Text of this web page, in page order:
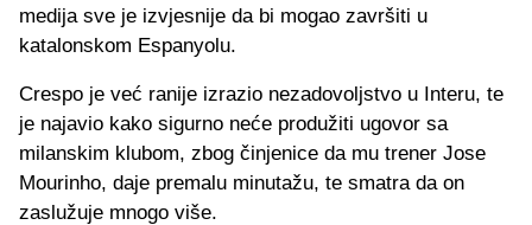
medija sve je izvjesnije da bi mogao završiti u
katalonskom Espanyolu.
Crespo je već ranije izrazio nezadovoljstvo u Interu, te
je najavio kako sigurno neće produžiti ugovor sa
milanskim klubom, zbog činjenice da mu trener Jose
Mourinho, daje premalu minutažu, te smatra da on
zaslužuje mnogo više.